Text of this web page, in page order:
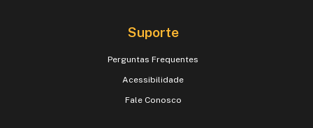
Suporte
Perguntas Frequentes
Acessibilidade
Fale Conosco